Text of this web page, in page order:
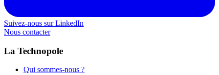
Suivez-nous sur LinkedIn
Nous contacter
La Technopole
Qui sommes-nous ?